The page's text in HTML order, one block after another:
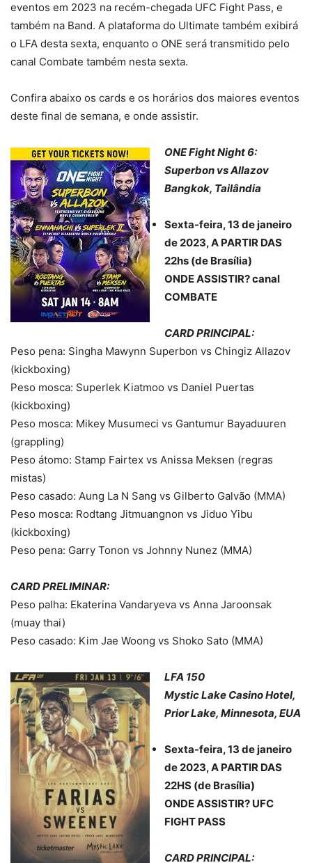
eventos em 2023 na recém-chegada UFC Fight Pass, e
também na Band. A plataforma do Ultimate também exibirá
o LFA desta sexta, enquanto o ONE será transmitido pelo
canal Combate também nesta sexta.
Confira abaixo os cards e os horários dos maiores eventos
deste final de semana, e onde assistir.
ONE Fight Night 6:
Superbon vs Allazov
Bangkok, Tailândia
Sexta-feira, 13 de janeiro
de 2023, A PARTIR DAS
22hs (de Brasília)
ONDE ASSISTIR? canal
COMBATE
CARD PRINCIPAL:
Peso pena: Singha Mawynn Superbon vs Chingiz Allazov
(kickboxing)
Peso mosca: Superlek Kiatmoo vs Daniel Puertas
(kickboxing)
Peso mosca: Mikey Musumeci vs Gantumur Bayaduuren
(grappling)
Peso átomo: Stamp Fairtex vs Anissa Meksen (regras
mistas)
Peso casado: Aung La N Sang vs Gilberto Galvão (MMA)
Peso mosca: Rodtang Jitmuangnon vs Jiduo Yibu
(kickboxing)
Peso pena: Garry Tonon vs Johnny Nunez (MMA)
CARD PRELIMINAR:
Peso palha: Ekaterina Vandaryeva vs Anna Jaroonsak
(muay thai)
Peso casado: Kim Jae Woong vs Shoko Sato (MMA)
LFA 150
Mystic Lake Casino Hotel,
Prior Lake, Minnesota, EUA
Sexta-feira, 13 de janeiro
de 2023, A PARTIR DAS
22HS (de Brasília)
ONDE ASSISTIR? UFC
FIGHT PASS
CARD PRINCIPAL: